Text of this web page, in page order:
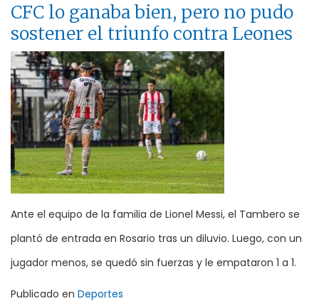
CFC lo ganaba bien, pero no pudo
sostener el triunfo contra Leones
Ante el equipo de la familia de Lionel Messi, el Tambero se
plantó de entrada en Rosario tras un diluvio. Luego, con un
jugador menos, se quedó sin fuerzas y le empataron 1 a 1.
Publicado en Deportes